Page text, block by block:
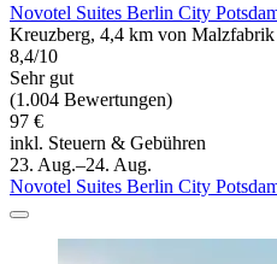
Novotel Suites Berlin City
Kreuzberg, 4,4 km von Malzfabrik
8,4/10
Sehr gut
(1.004 Bewertungen)
97 €
inkl. Steuern & Gebühren
23. Aug.–24. Aug.
Novotel Suites Berlin City